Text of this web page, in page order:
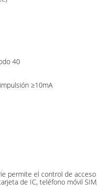
40
≥10mA
permite el control de
de IC, teléfono móvil